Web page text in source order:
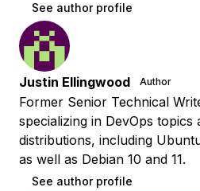
See author profile
Justin Ellingwood Author
Former Senior Technical
specializing in DevOps
distributions, including
as well as Debian 10 and 11.
See author profile